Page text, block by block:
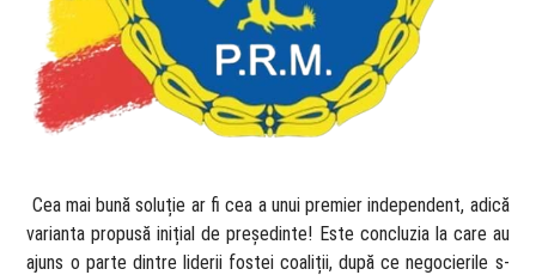
​ Cea mai bună soluție ar fi cea a unui premier independent, adică
varianta propusă inițial de președinte! Este concluzia la care au
ajuns o parte dintre liderii fostei coaliții, după ce negocierile s-